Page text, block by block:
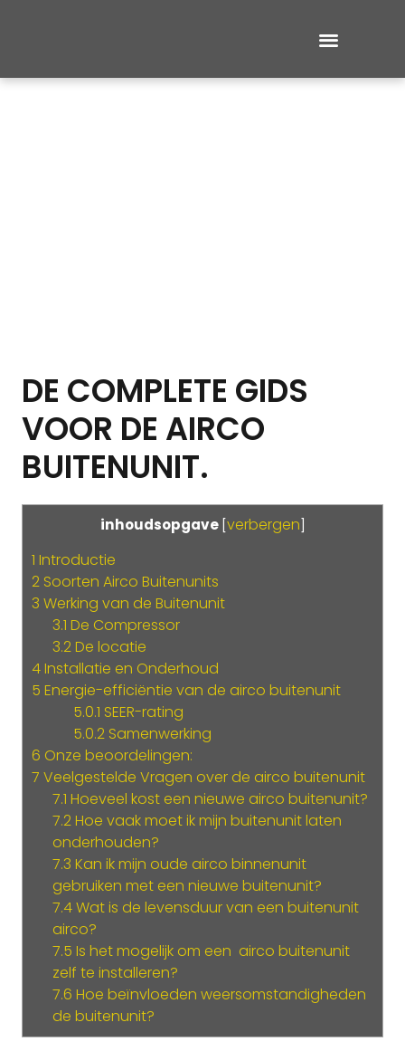
DE COMPLETE GIDS
VOOR DE AIRCO
BUITENUNIT.
inhoudsopgave [verbergen
1 Introductie
2 Soorten Airco Buitenunits
3 Werking van de Buitenunit
3.1 De Compressor
3.2De locatie
4 Installatie en Onderhoud
5 Energie-efficiëntie van de airco buitenunit
5.0.1 SEER-rating
5.0.2Samenwerking
6 Onze beoordelingen:
7 Veelgestelde Vragen over de airco buitenunit
7.1 Hoeveel kost een nieuwe airco buitenunit?
7.2Hoe vaak moet ik mijn buitenunit laten
onderhouden?
7.3 Kan ik mijn oude airco binnenunit
gebruiken met een nieuwe buitenunit?
7.4Wat is de levensduur van een buitenunit
airco?
7.5 Is het mogelijk om een airco buitenunit
zelf te installeren?
7.6 Hoe beïnvloeden weersomstandigheden
de buitenunit?